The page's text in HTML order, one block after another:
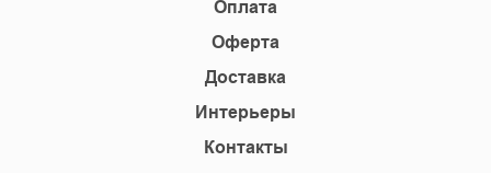
Оплата
Оферта
Доставка
Интерьеры
Контакты